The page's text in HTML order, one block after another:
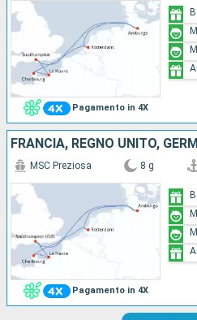
Pagamento in 4X
Pagamento in 4X
MSC Preziosa 8 g